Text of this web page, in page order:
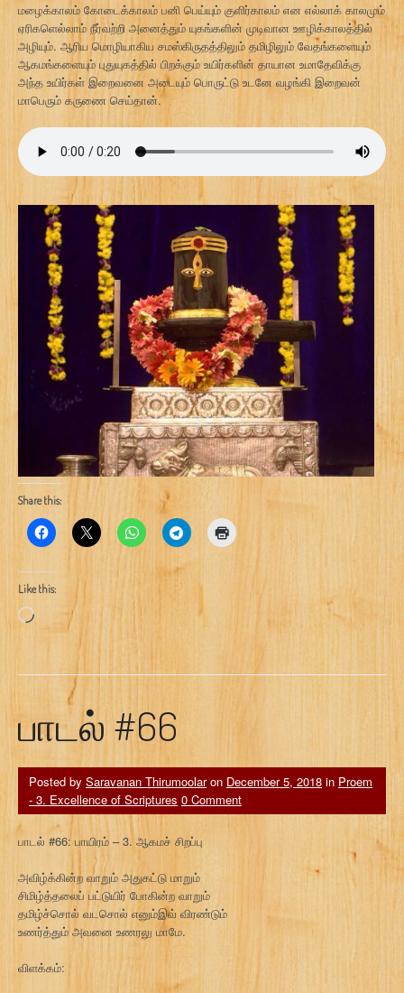
மழைக்காலம் கோடைக்காலம் பனி பெய்யும் குளிர்காலம் என எல்லாக் காலமும்
ஏரிகளெல்லாம் நீர்வற்றி அனைத்தும் யுகங்களின் முடிவான ஊழிக்காலத்தில்
அழியும். ஆரிய மொழியாகிய சமஸ்கிருதத்திலும் தமிழிலும் வேதங்களையும்
ஆகமங்களையும் புதுயுகத்தில் பிறக்கும் உயிர்களின் தாயான உமாதேவிக்கு
அந்த உயிர்கள் இறைவனை அடையும் பொருட்டு உடனே வழங்கி இறைவன்
மாபெரும் கருணை செய்தான்.
Share this:
Like this:
Loading…
பாடல் #66
Posted by Saravanan Thirumoolaron December 5, 2018 in Proem
- 3. Excellence of Scriptures 0 Comment
பாடல் #66: பாயிரம் – 3. ஆகமச் சிறப்பு
அவிழ்க்கின்ற வாறும் அதுகட்டு மாறும்
சிமிழ்த்தலைப் பட்டுயிர் போகின்ற வாறும்
தமிழ்ச்சொல் வடசொல் எனும்இவ் விரண்டும்
உணர்த்தும் அவனை உணரலு மாமே.
விளக்கம்: